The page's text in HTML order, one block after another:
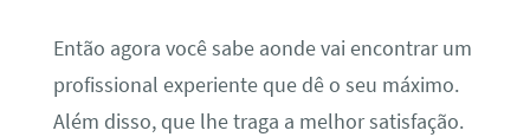
Então agora você sabe aonde vai encontrar um
profissional experiente que dê o seu máximo.
Além disso, que lhe traga a melhor satisfação.